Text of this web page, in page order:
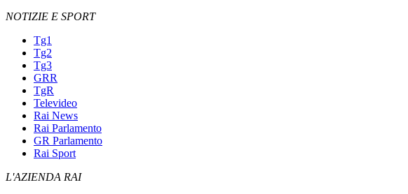
NOTIZIE E SPORT
Tg1
Tg2
Tg3
GRR
TgR
Televideo
Rai News
Rai Parlamento
GR Parlamento
Rai Sport
L'AZIENDA RAI